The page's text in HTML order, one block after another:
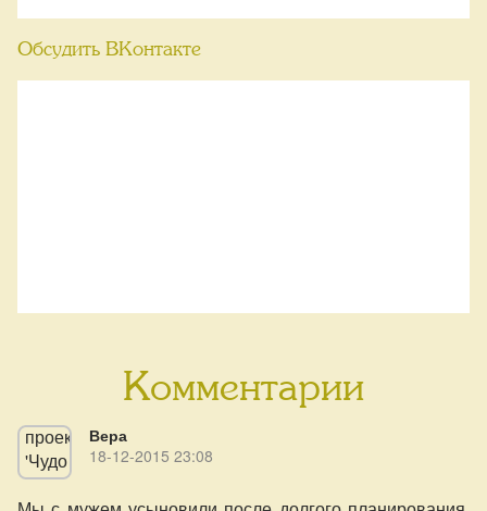
Обсудить ВКонтакте
Комментарии
Вера
18-12-2015 23:08